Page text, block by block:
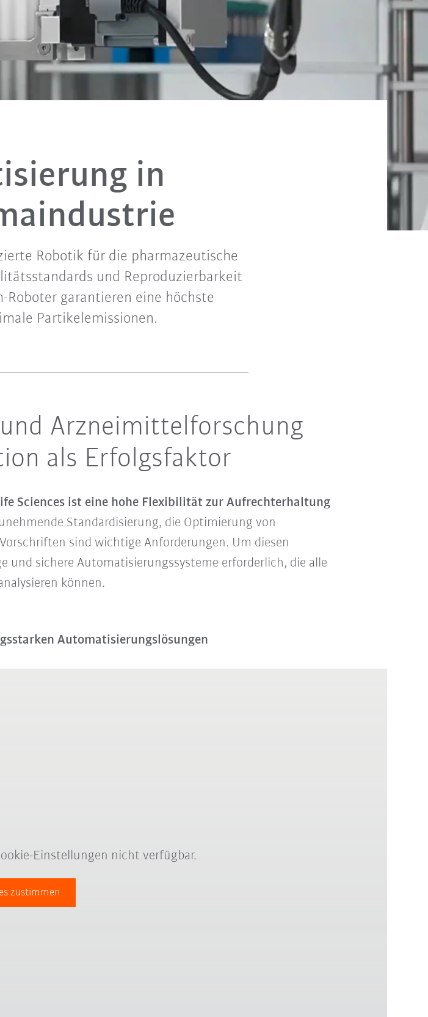
in
Robotik für die pharmazeutische
und Reproduzierbarkeit
Roboter garantieren eine höchste
Partikelemissionen.
Arzneimittelforschung
als Erfolgsfaktor
Sciences ist eine hohe Flexibilität zur Aufrechterhaltung
Standardisierung, die Optimierung von
sind wichtige Anforderungen. Um diesen
und sichere Automatisierungssysteme erforderlich, die alle
können.
Automatisierungslösungen
Einstellungen nicht verfügbar.
zustimmen